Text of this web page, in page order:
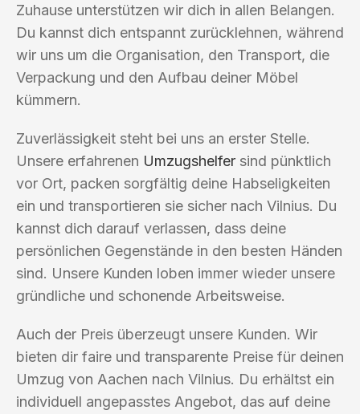
Zuhause unterstützen wir dich in allen Belangen.
Du kannst dich entspannt zurücklehnen, während
wir uns um die Organisation, den Transport, die
Verpackung und den Aufbau deiner Möbel
kümmern.
Zuverlässigkeit steht bei uns an erster Stelle.
Unsere erfahrenen Umzugshelfer sind pünktlich
vor Ort, packen sorgfältig deine Habseligkeiten
ein und transportieren sie sicher nach Vilnius. Du
kannst dich darauf verlassen, dass deine
persönlichen Gegenstände in den besten Händen
sind. Unsere Kunden loben immer wieder unsere
gründliche und schonende Arbeitsweise.
Auch der Preis überzeugt unsere Kunden. Wir
bieten dir faire und transparente Preise für deinen
Umzug von Aachen nach Vilnius. Du erhältst ein
individuell angepasstes Angebot, das auf deine